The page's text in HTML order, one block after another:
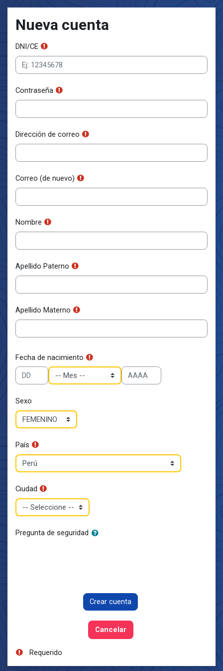
Salta al contenido principal
Nueva cuenta
DNI/CE
Contraseña
Dirección de correo
Correo (de nuevo)
Nombre
Apellido Paterno
Apellido Materno
Fecha de nacimiento
Sexo
País
Ciudad
Pregunta de seguridad
Requerido